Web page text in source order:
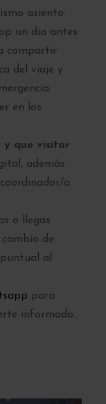
asiento.
un día antes
compartir
del viaje y
en los
y que visitar
además
a
o llegas
de
al
para
informado.